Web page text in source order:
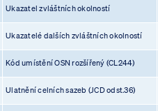
Ukazatel zvláštních okolností
Ukazatelé dalších zvláštních okolností
Kód umístění OSN rozšířený (CL244)
Ulatnění celních sazeb (JCD odst.36)